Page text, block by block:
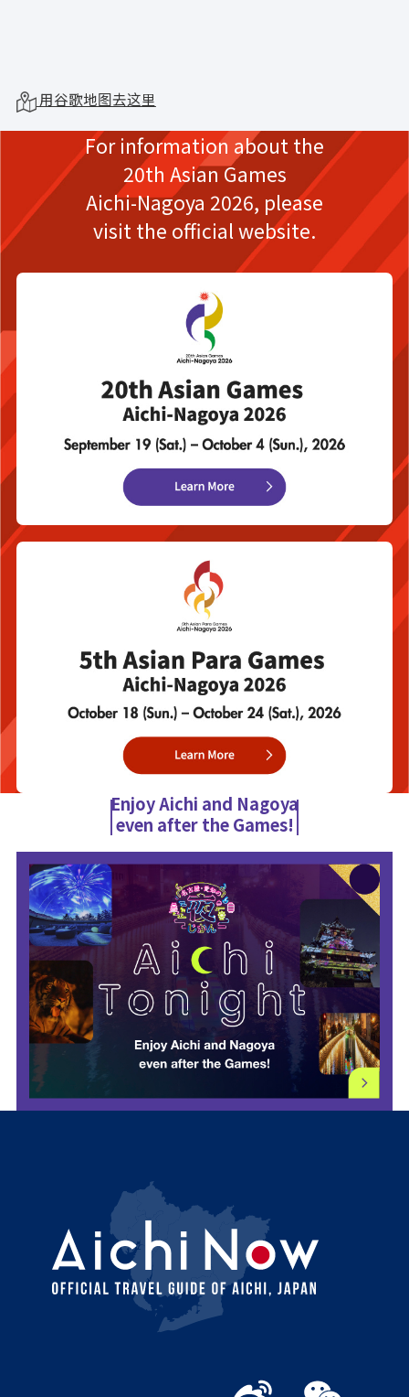
用谷歌地图去这里
For information about the
20th Asian Games
Aichi-Nagoya 2026, please
visit the official website.
Enjoy Aichi and Nagoya
even after the Games!